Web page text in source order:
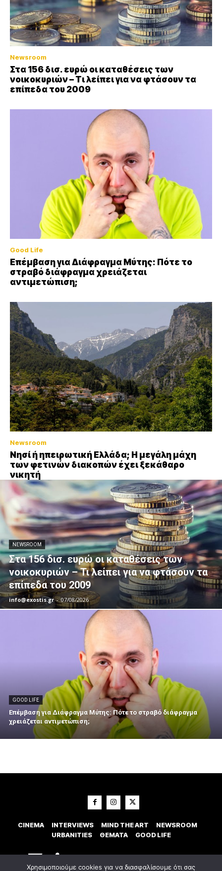
Newsroom
Στα 156 δισ. ευρώ οι καταθέσεις των
νοικοκυριών – Τι λείπει για να φτάσουν τα
επίπεδα του 2009
Good Life
Επέμβαση για Διάφραγμα Μύτης: Πότε το
στραβό διάφραγμα χρειάζεται
αντιμετώπιση;
Newsroom
Νησί ή ηπειρωτική Ελλάδα; Η μεγάλη μάχη
των φετινών διακοπών έχει ξεκάθαρο
νικητή
NEWSROOM
Στα 156 δισ. ευρώ οι καταθέσεις των
νοικοκυριών – Τι λείπει για να φτάσουν τα
επίπεδα του 2009
info@exostis.gr - 07/08/2026
GOOD LIFE
Επέμβαση για Διάφραγμα Μύτης: Πότε το στραβό διάφραγμα
χρειάζεται αντιμετώπιση;
CINEMA INTERVIEWS MIND THE ART
NEWSROOM
URBANITIES
ΘΕΜΑΤΑ GOOD LIFE
Χρησιμοποιούμε cookies για να διασφαλίσουμε ότι σας